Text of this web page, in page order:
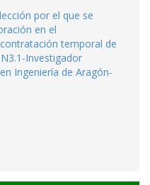
por el que se
en el
temporal de
Investigador
Ingeniería de Aragón-